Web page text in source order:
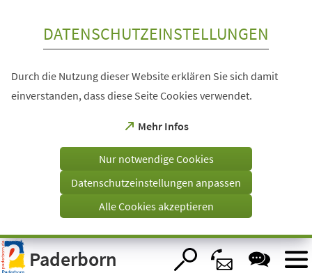
Visuelle
Assistenzsoftware
öffnen.
DATENSCHUTZEINSTELLUNGEN
Durch die Nutzung dieser Website erklären Sie sich damit
einverstanden, dass diese Seite Cookies verwendet.
Mehr Infos
(Öffnet
einem
Tab)
Nur notwendige Cookies
Datenschutzeinstellungen anpassen
Alle Cookies akzeptieren
Paderborn